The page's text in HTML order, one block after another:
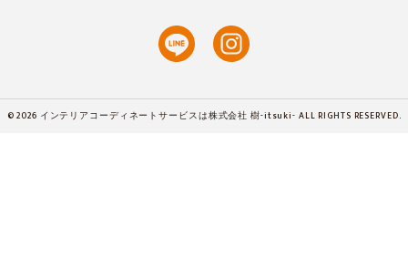
© 2026 インテリアコーディネートサービスは株式会社 樹-itsuki- ALL RIGHTS RESERVED.